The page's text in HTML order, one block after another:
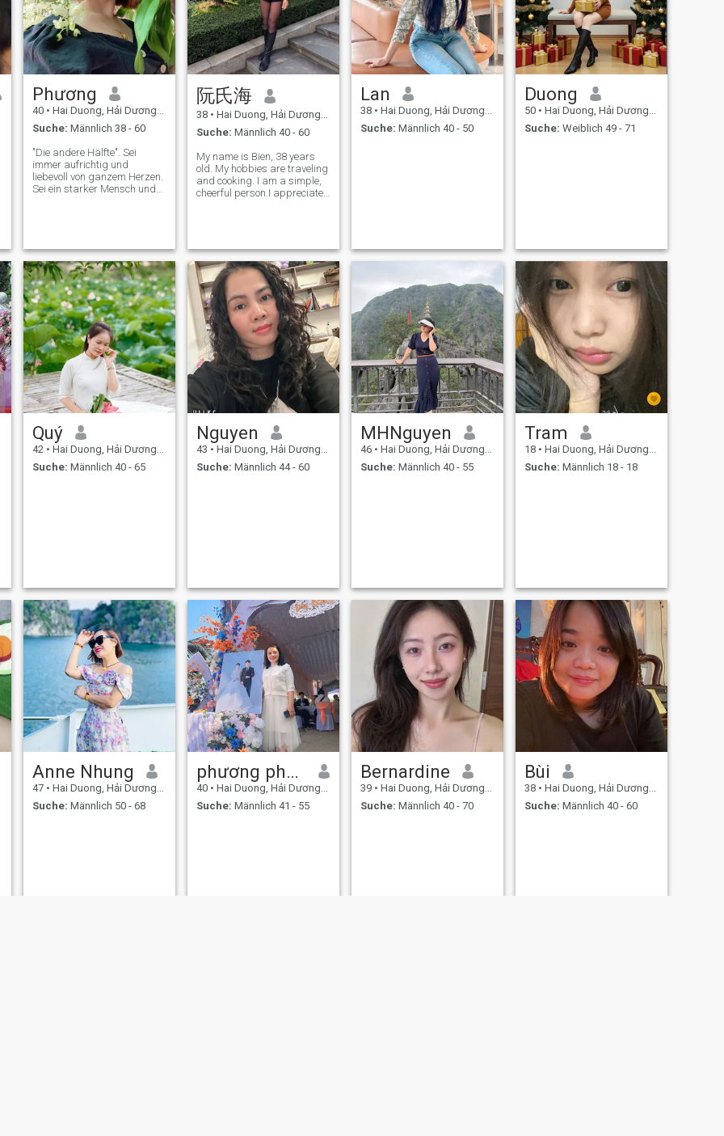
Phương
40 • Hai Duong, Hải Dương, Vietnam
Suche: Männlich 38 - 60
"Die andere Hälfte". Sei
immer aufrichtig und
liebevoll von ganzem Herzen.
Sei ein starker Mensch und
阮氏海
38 • Hai Duong, Hải Dương, Vietnam
Suche: Männlich 40 - 60
My name is Bien, 38 years
old. My hobbies are traveling
and cooking. I am a simple,
cheerful person.I appreciate
Lan
38 • Hai Duong, Hải Dương, Vietnam
Suche: Männlich 40 - 50
Duong
50 • Hai Duong, Hải Dương, Vietnam
Suche: Weiblich 49 - 71
Quý
42 • Hai Duong, Hải Dương, Vietnam
Suche: Männlich 40 - 65
Nguyen
43 • Hai Duong, Hải Dương, Vietnam
Suche: Männlich 44 - 60
MHNguyen
46 • Hai Duong, Hải Dương, Vietnam
Suche: Männlich 40 - 55
Tram
18 • Hai Duong, Hải Dương, Vietnam
Suche: Männlich 18 - 18
Anne Nhung
47 • Hai Duong, Hải Dương, Vietnam
Suche: Männlich 50 - 68
phương phương
40 • Hai Duong, Hải Dương, Vietnam
Suche: Männlich 41 - 55
Bernardine
39 • Hai Duong, Hải Dương, Vietnam
Suche: Männlich 40 - 70
Bùi
38 • Hai Duong, Hải Dương, Vietnam
Suche: Männlich 40 - 60